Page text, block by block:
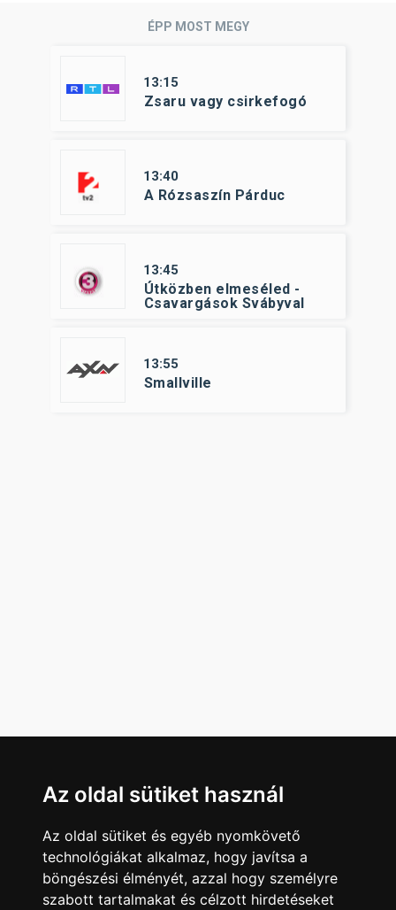
ÉPP MOST MEGY
13:15
Zsaru vagy csirkefogó
13:40
A Rózsaszín Párduc
13:45
Útközben elmeséled -
Csavargások Svábyval
13:55
Smallville
Az oldal sütiket használ
Az oldal sütiket és egyéb nyomkövető
technológiákat alkalmaz, hogy javítsa a
böngészési élményét, azzal hogy személyre
szabott tartalmakat és célzott hirdetéseket